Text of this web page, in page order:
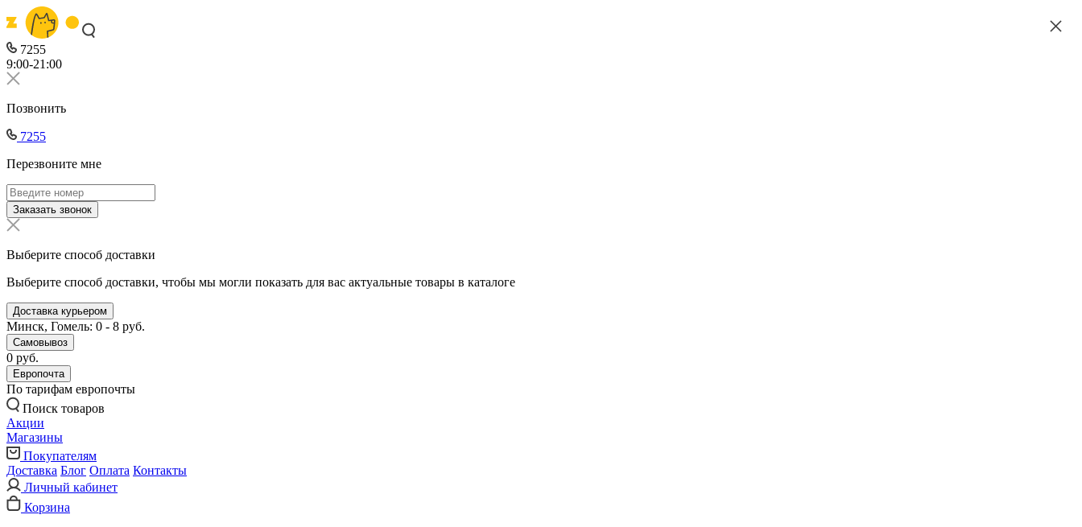
7255
9:00-21:00
Позвонить
7255
Перезвоните мне
Заказать звонок
Выберите способ доставки
Выберите способ доставки, чтобы мы могли показать для вас актуальные товары в каталоге
Доставка курьером
Минск, Гомель: 0 - 8 руб.
Самовывоз
0 руб.
Европочта
По тарифам европочты
Поиск товаров
Акции
Магазины
Покупателям
Доставка Блог Оплата Контакты
Личный кабинет
Корзина